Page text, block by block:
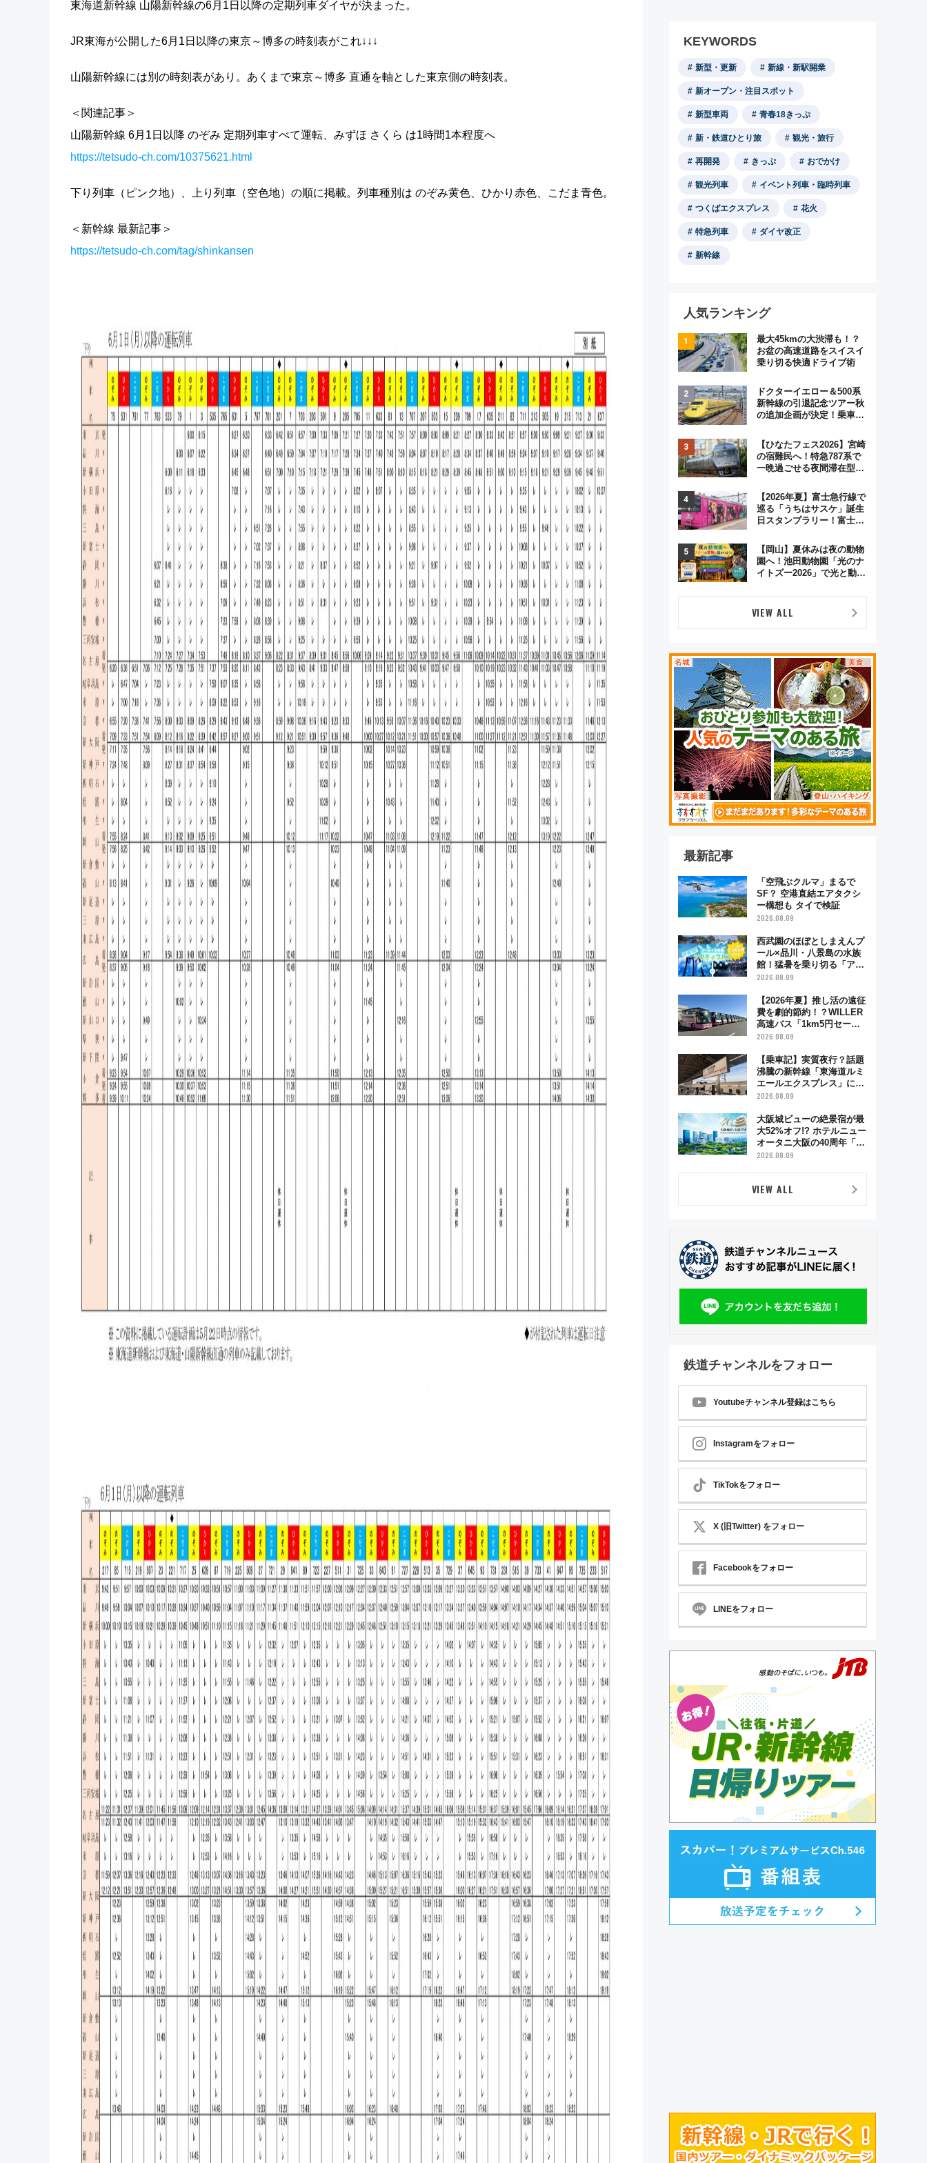
東海道新幹線 山陽新幹線の6月1日以降の定期列車ダイヤが決まった。
JR東海が公開した6月1日以降の東京～博多の時刻表がこれ↓↓↓
山陽新幹線には別の時刻表があり。あくまで東京～博多 直通を軸とした東京側の時刻表。
＜関連記事＞
山陽新幹線 6月1日以降 のぞみ 定期列車すべて運転、みずほ さくら は1時間1本程度へ
https://tetsudo-ch.com/10375621.html
下り列車（ピンク地）、上り列車（空色地）の順に掲載。列車種別は のぞみ黄色、ひかり赤色、こだま青色。
＜新幹線 最新記事＞
https://tetsudo-ch.com/tag/shinkansen
KEYWORDS
新型・更新 新線・新駅開業
新オープン・注目スポット
新型車両 青春18きっぷ
新・鉄道ひとり旅 観光・旅行
再開発 きっぷ おでかけ
観光列車 イベント列車・臨時列車
つくばエクスプレス 花火
特急列車 ダイヤ改正
新幹線
人気ランキング
最大45kmの大渋滞も！？
お盆の高速道路をスイスイ
乗り切る快適ドライブ術
ドクターイエロー＆500系
新幹線の引退記念ツアー秋
の追加企画が決定！乗車体
とめ
【ひなたフェス2026】宮崎
の宿難民へ！特急787系で
一晩過ごせる夜間滞在型イ
ま」が救世主に？
【2026年夏】富士急行線で
巡る「うちはサスケ」誕生
日スタンプラリー！富士急
ッズ徹底ガイド
【岡山】夏休みは夜の動物
園へ！池田動物園「光のナ
イトズー2026」で光と動物
VIEW ALL
最新記事
「空飛ぶクルマ」まるで
SF？ 空港直結エアタクシ
ー構想も タイで検証
2026.08.09
西武園のほぼとしまえんプ
ール×品川・八景島の水族
館！猛暑を乗り切る「アク
ティブパス」で夏休みをお
2026.08.09
【2026年夏】推し活の遠征
費を劇的節約！？WILLER
高速バス「1km5円セー
ル」やワンコイン温泉の最
路線まとめ
2026.08.09
【乗車記】実質夜行？話題
沸騰の新幹線「東海道ルミ
エールエクスプレス」に乗
車してみた 東京22時発、
見どころは岐阜羽島の素晴
らし過ぎる朝
2026.08.09
大阪城ビューの絶景宿が最
大52%オフ!? ホテルニュー
オータニ大阪の40周年「夏
のタイムセール」で秋の関
2026.08.09
VIEW ALL
鉄道チャンネルをフォロー
Youtubeチャンネル登録はこちら
Instagramをフォロー
TikTokをフォロー
X (旧Twitter) をフォロー
Facebookをフォロー
LINEをフォロー